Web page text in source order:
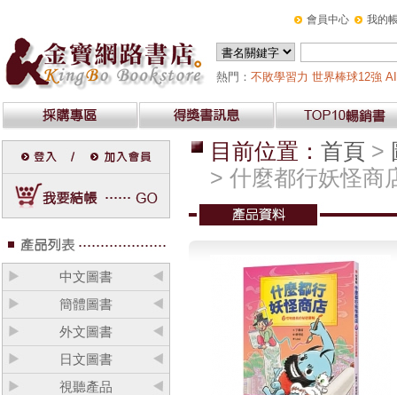
會員中心 我的
熱門： 不敗學習力 世界棒球12強 AI
中文圖書
簡體圖書
外文圖書
日文圖書
視聽產品
目前位置： 首頁 >
> 什麼都行妖怪商